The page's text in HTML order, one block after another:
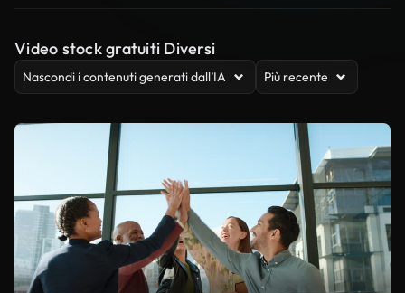
Video stock gratuiti Diversi
Nascondi i contenuti generati dall’IA Più recente